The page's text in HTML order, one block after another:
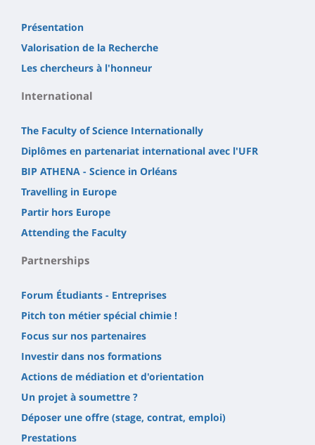
Présentation
Valorisation de la Recherche
Les chercheurs à l'honneur
International
The Faculty of Science Internationally
Diplômes en partenariat international avec l'UFR
BIP ATHENA - Science in Orléans
Travelling in Europe
Partir hors Europe
Attending the Faculty
Partnerships
Forum Étudiants - Entreprises
Pitch ton métier spécial chimie !
Focus sur nos partenaires
Investir dans nos formations
Actions de médiation et d'orientation
Un projet à soumettre ?
Déposer une offre (stage, contrat, emploi)
Prestations